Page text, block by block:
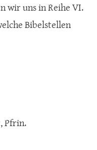
wir uns in Reihe VI.
Bibelstellen
Pfrin.